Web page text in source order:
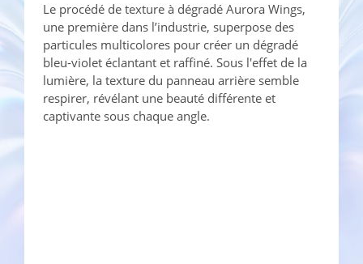
Le procédé de texture à dégradé Aurora Wings,
une première dans l’industrie, superpose des
particules multicolores pour créer un dégradé
bleu-violet éclantant et raffiné. Sous l'effet de la
lumière, la texture du panneau arrière semble
respirer, révélant une beauté différente et
captivante sous chaque angle.